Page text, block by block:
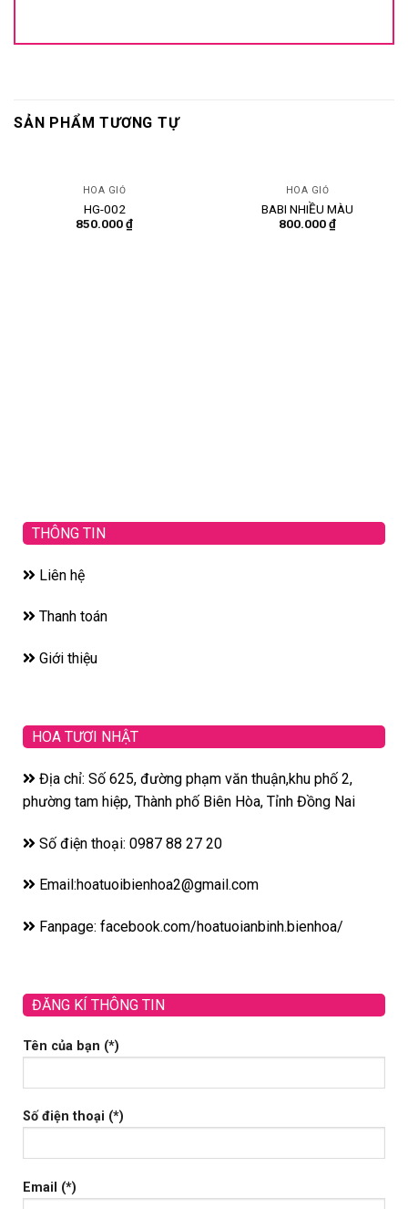
SẢN PHẨM TƯƠNG TỰ
HOA GIỎ
HG-002
850.000₫
HOA GIỎ
BABI NHIỀU MÀU
800.000₫
THÔNG TIN
Liên hệ
Thanh toán
Giới thiệu
HOA TƯƠI NHẬT
Địa chỉ: Số 625, đường phạm văn thuận,khu phố 2,
phường tam hiệp, Thành phố Biên Hòa, Tỉnh Đồng Nai
Số điện thoại: 0987 88 27 20
Email:hoatuoibienhoa2@gmail.com
Fanpage: facebook.com/hoatuoianbinh.bienhoa/
ĐĂNG KÍ THÔNG TIN
Tên của bạn (*)
Số điện thoại (*)
Email (*)